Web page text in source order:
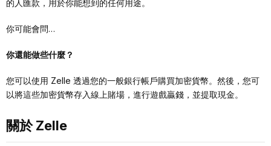
的人匯款，用於你能想到的任何用途。
你可能會問…
你還能做些什麼？
您可以使用 Zelle 透過您的一般銀行帳戶購買加密貨幣。然後，您可
以將這些加密貨幣存入線上賭場，進行遊戲贏錢，並提取現金。
關於 Zelle